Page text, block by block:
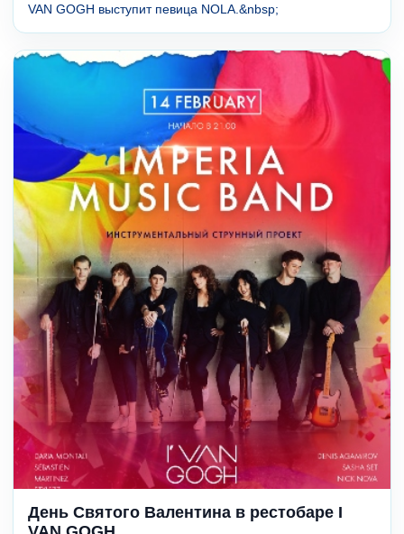
VAN GOGH выступит певица NOLA.&nbsp;
День Святого Валентина в рестобаре I